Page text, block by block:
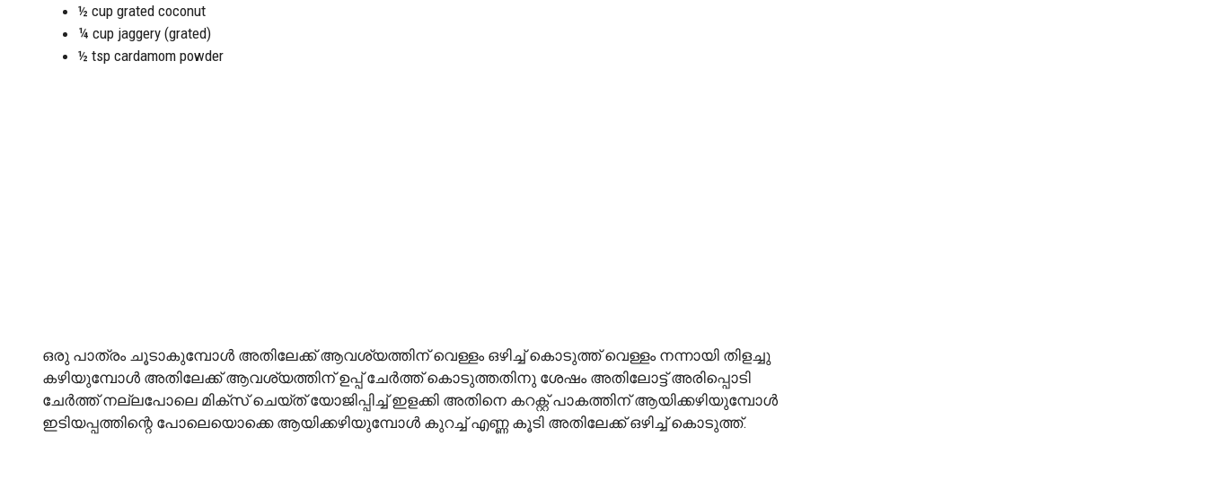
½ cup grated coconut
¼ cup jaggery (grated)
½ tsp cardamom powder
ഒരു പാത്രം ചൂടാകുമ്പോൾ അതിലേക്ക് ആവശ്യത്തിന് വെള്ളം ഒഴിച്ച് കൊടുത്ത് വെള്ളം നന്നായി തിളച്ചു
കഴിയുമ്പോൾ അതിലേക്ക് ആവശ്യത്തിന് ഉപ്പ് ചേർത്ത് കൊടുത്തതിനു ശേഷം അതിലോട്ട് അരിപ്പൊടി
ചേർത്ത് നല്ലപോലെ മിക്സ് ചെയ്ത് യോജിപ്പിച്ച് ഇളക്കി അതിനെ കറക്റ്റ് പാകത്തിന് ആയിക്കഴിയുമ്പോൾ
ഇടിയപ്പത്തിന്റെ പോലെയൊക്കെ ആയിക്കഴിയുമ്പോൾ കുറച്ച് എണ്ണ കൂടി അതിലേക്ക് ഒഴിച്ച് കൊടുത്ത്.